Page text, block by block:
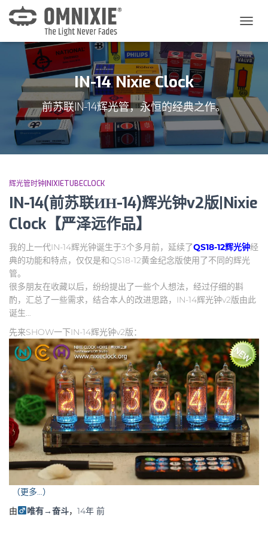
换
导
航
IN-14 Nixie Clock
前苏联IN-14辉光管，永恒的经典之作。
辉光管时钟|NIXIETUBECLOCK
IN-14(前苏联ИН-14)辉光钟v2版|Nixie
Clock【严泽远作品】
我的上一代IN-14辉光钟诞生于3个多月前，延续了QS18-12辉光钟经
典的功能和特点，仅仅是和QS18-12黄金纪念版使用了不同的辉光
管。
很多朋友在收藏以后，纷纷提出了一些个人想法，经过仔细的斟
酌，汇总了一些需求，结合本人的改进思路，IN-14辉光钟v2版由此
诞生…
先来SHOW一下IN-14辉光钟v2版：
（更多…）
由
唯有→奋斗， 14年前